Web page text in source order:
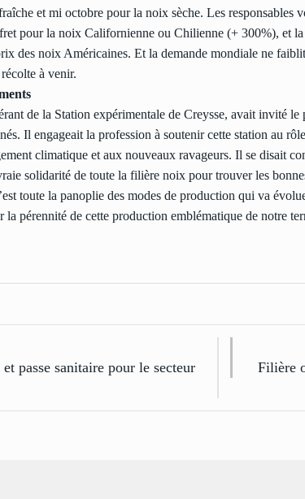
et mi octobre pour la noix sèche. Les responsables
pour la noix Californienne ou Chilienne (+ 300%), et la
des noix Américaines. Et la demande mondiale ne
à venir.
de la Station expérimentale de Creysse, avait invité le
Il engageait la profession à soutenir cette station au
climatique et aux nouveaux ravageurs. Il se disait
solidarité de toute la filière noix pour trouver les
toute la panoplie des modes de production qui va
la pérennité de cette production emblématique de notre
passe sanitaire pour le secteur
Filière